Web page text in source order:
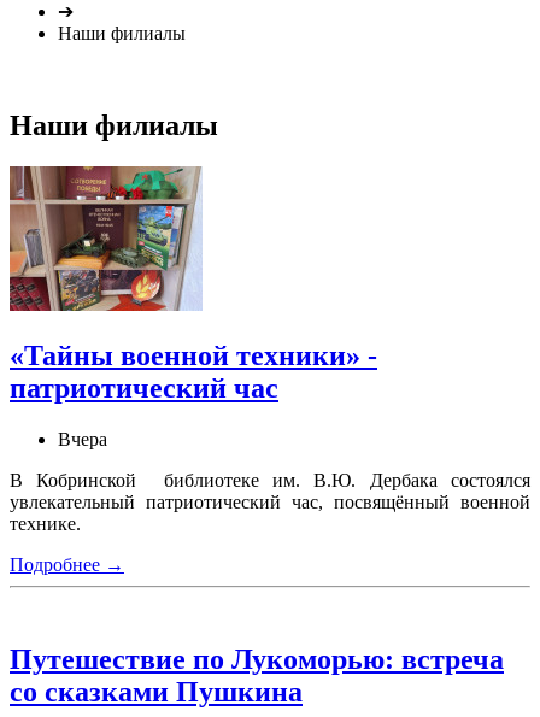
➔
Наши филиалы
Наши филиалы
«Тайны военной техники» -
патриотический час
Вчера
В Кобринской библиотеке им. В.Ю. Дербака состоялся
увлекательный патриотический час, посвящённый военной
технике.
Подробнее →
Путешествие по Лукоморью: встреча
со сказками Пушкина